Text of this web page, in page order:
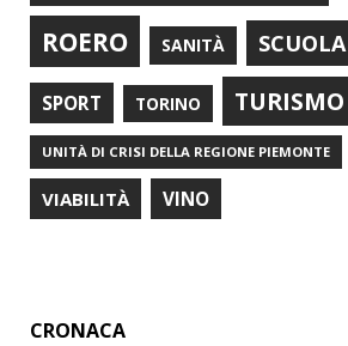
ROERO SANITÀ SCUOLA
SPORT TORINO TURISMO
UNITÀ DI CRISI DELLA REGIONE PIEMONTE
VIABILITÀ VINO
CRONACA